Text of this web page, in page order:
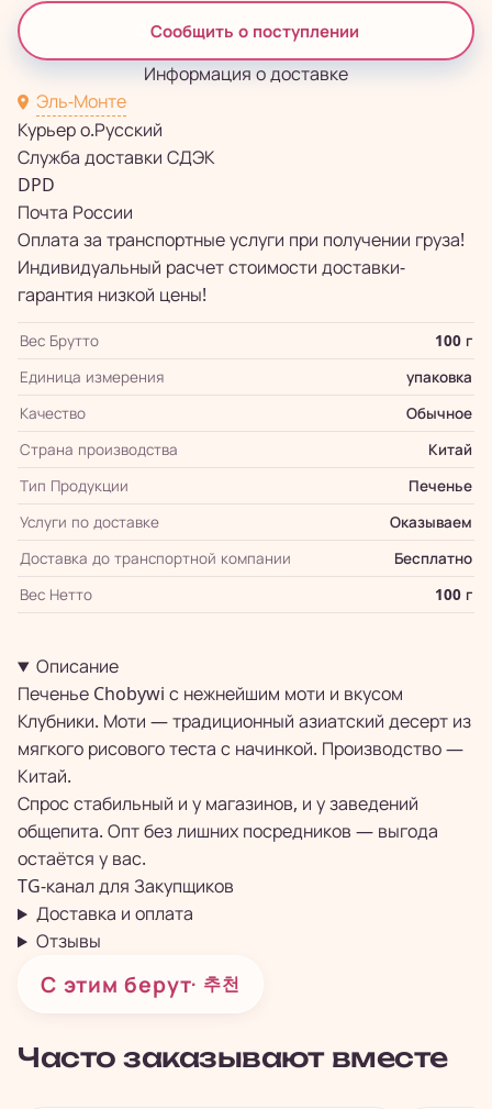
Сообщить о поступлении
Информация о доставке
Эль-Монте
Курьер о.Русский
Служба доставки СДЭК
DPD
Почта России
Оплата за транспортные услуги при получении груза!
Индивидуальный расчет стоимости доставки-
гарантия низкой цены!
Вес Брутто
100 г
Единица измерения
упаковка
Качество
Обычное
Страна производства
Китай
Тип Продукции
Печенье
Услуги по доставке
Оказываем
Доставка до транспортной компании
Бесплатно
Вес Нетто
100 г
Описание
Печенье Chobywi с нежнейшим моти и вкусом
Клубники. Моти — традиционный азиатский десерт из
мягкого рисового теста с начинкой. Производство —
Китай.
Спрос стабильный и у магазинов, и у заведений
общепита. Опт без лишних посредников — выгода
остаётся у вас.
TG-канал для Закупщиков
Доставка и оплата
Отзывы
С этим берут· 추천
Часто заказывают вместе